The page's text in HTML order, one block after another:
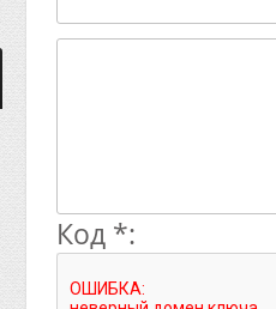
Код *: